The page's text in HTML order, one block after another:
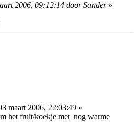
2006, 09:12:14 door Sander»
maart 2006, 22:03:49 »
het fruit/koekje met nog warme